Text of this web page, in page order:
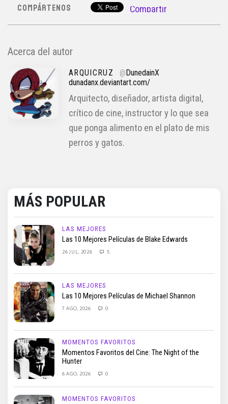
COMPÁRTENOS Compartir
Acerca del autor
ARQUICRUZ @DunedainX
dunadanx.deviantart.com/
Arquitecto, diseñador, artista digital,
crítico de cine, instructor y lo que sea
que ponga alimento en el plato de mis
perros y gatos.
MÁS POPULAR
LAS MEJORES
Las 10 Mejores Películas de Blake Edwards
26 JUL, 2026 5
LAS MEJORES
Las 10 Mejores Películas de Michael Shannon
7 AGO, 2026 0
MOMENTOS FAVORITOS
Momentos Favoritos del Cine: The Night of the
Hunter
6 AGO, 2026 0
MOMENTOS FAVORITOS